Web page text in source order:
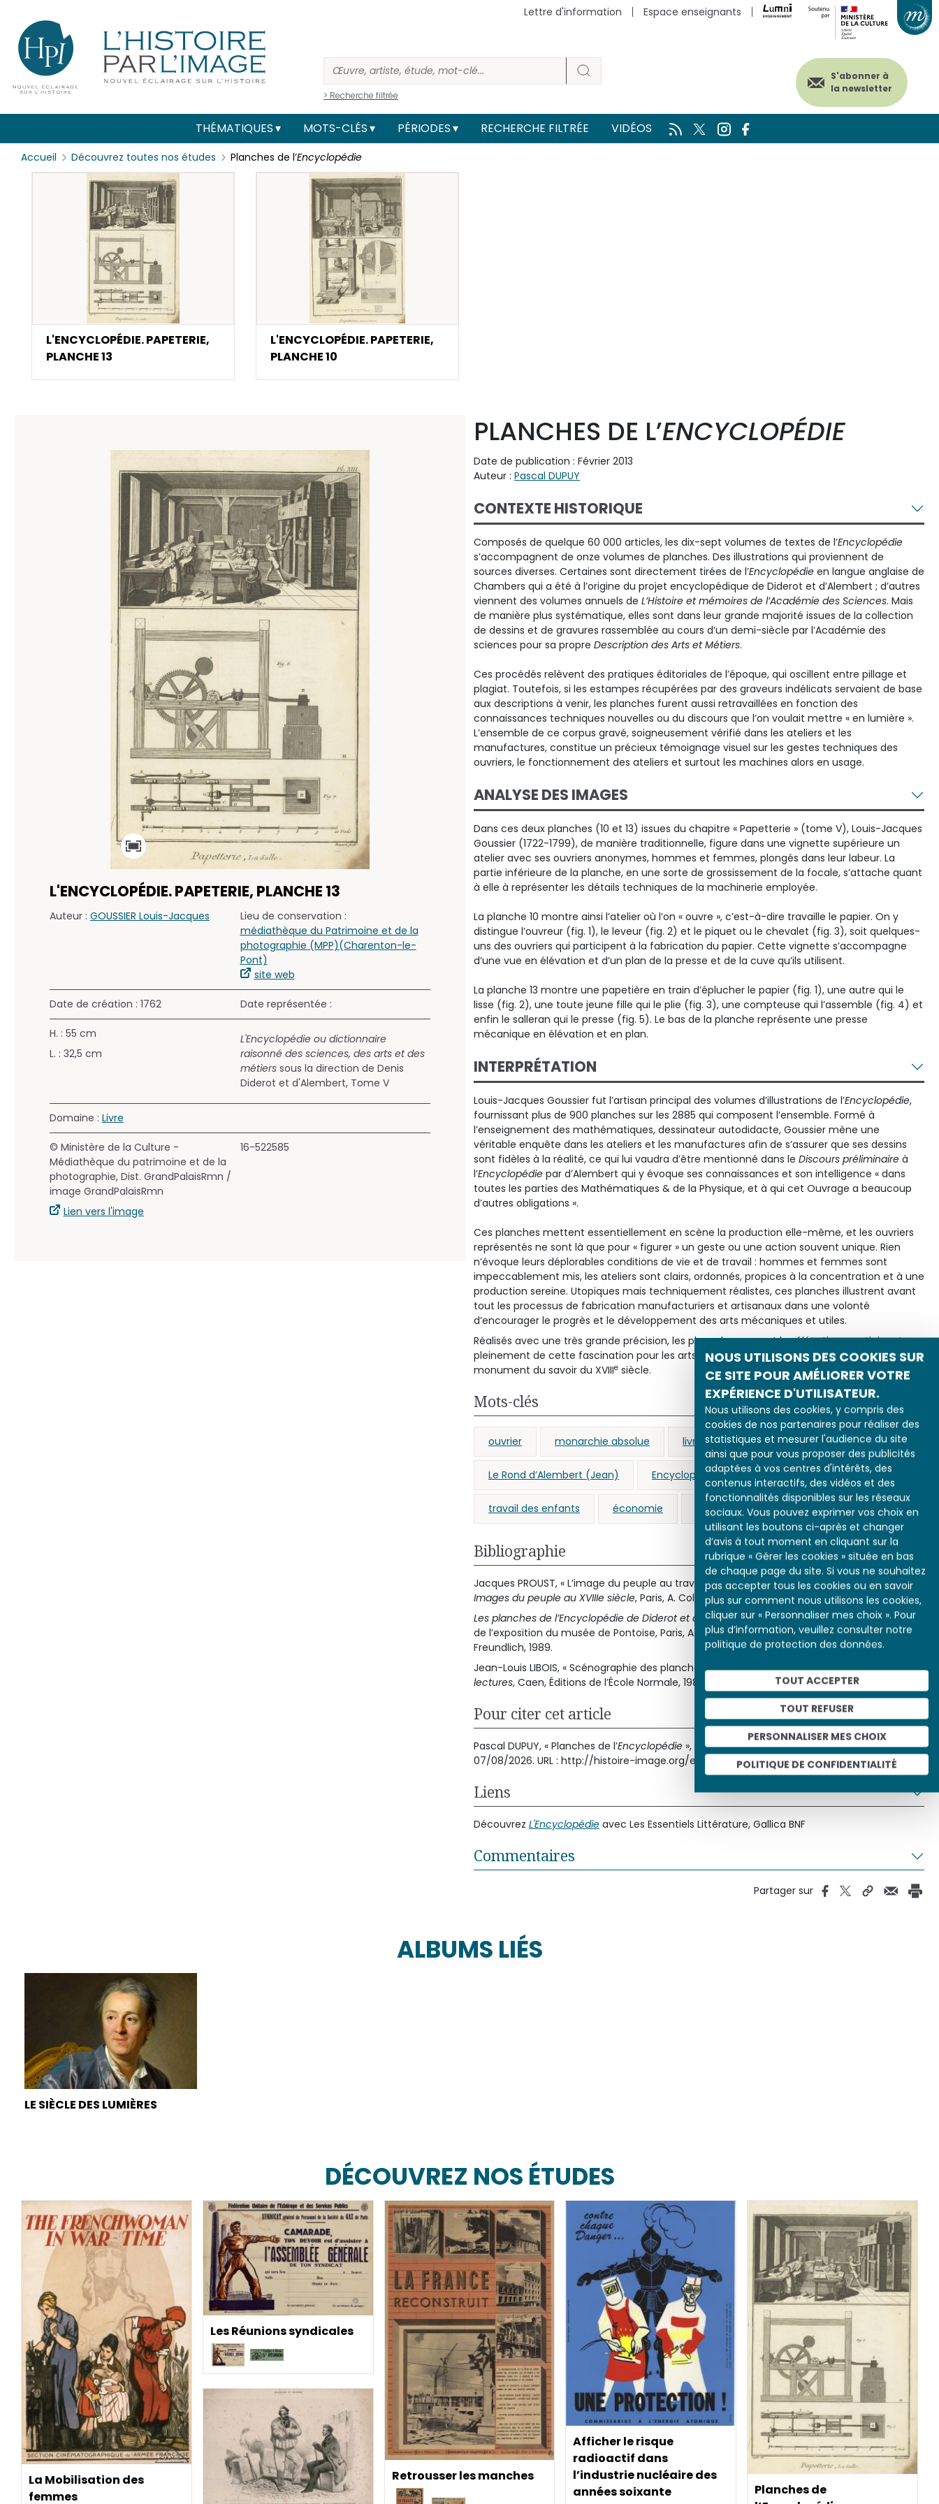
NOUS UTILISONS DES COOKIES SUR
CE SITE POUR AMÉLIORER VOTRE
EXPÉRIENCE D'UTILISATEUR.
Nous utilisons des cookies, y compris des
cookies de nos partenaires pour réaliser des
statistiques et mesurer l'audience du site
ainsi que pour vous proposer des publicités
adaptées à vos centres d'intérêts, des
contenus interactifs, des vidéos et des
fonctionnalités disponibles sur les réseaux
sociaux. Vous pouvez exprimer vos choix en
utilisant les boutons ci-après et changer
d’avis à tout moment en cliquant sur la
rubrique « Gérer les cookies » située en bas
de chaque page du site. Si vous ne souhaitez
pas accepter tous les cookies ou en savoir
plus sur comment nous utilisons les cookies,
cliquer sur « Personnaliser mes choix ». Pour
plus d’information, veuillez consulter notre
politique de protection des données.
TOUT ACCEPTER
TOUT REFUSER
PERSONNALISER MES CHOIX
POLITIQUE DE CONFIDENTIALITÉ
> Recherche filtrée
Menu
secondaire
(header)
Lettre d'information Espace enseignants
S'abonner à
la newsletter
Main
navigation
THÉMATIQUES MOTS-CLÉS PÉRIODES RECHERCHE FILTRÉE VIDÉOS
Accueil Découvrez toutes nos études Planches de l’Encyclopédie
L'ENCYCLOPÉDIE. PAPETERIE,
PLANCHE 13
L'ENCYCLOPÉDIE. PAPETERIE,
PLANCHE 10
L'ENCYCLOPÉDIE. PAPETERIE, PLANCHE 13
Auteur : GOUSSIER Louis-Jacques
Lieu de conservation :
médiathèque du Patrimoine et de la
photographie (MPP)(Charenton-le-
Pont)
site web
Date de création : 1762 Date représentée :
H. : 55 cm
L. : 32,5 cm
L'Encyclopédie ou dictionnaire
raisonné des sciences, des arts et des
métierssous la direction de Denis
Diderot et d'Alembert, Tome V
Domaine : Livre
© Ministère de la Culture -
Médiathèque du patrimoine et de la
photographie, Dist. GrandPalaisRmn /
image GrandPalaisRmn
Lien vers l'image
16-522585
PLANCHES DE L’ENCYCLOPÉDIE
Date de publication : Février 2013
Auteur : Pascal DUPUY
CONTEXTE HISTORIQUE
Composés de quelque 60 000 articles, les dix-sept volumes de textes de l’Encyclopédie
s’accompagnent de onze volumes de planches. Des illustrations qui proviennent de
sources diverses. Certaines sont directement tirées de l’Encyclopédie en langue anglaise de
Chambers qui a été à l’origine du projet encyclopédique de Diderot et d’Alembert ; d’autres
viennent des volumes annuels de L’Histoire et mémoires de l’Académie des Sciences. Mais
de manière plus systématique, elles sont dans leur grande majorité issues de la collection
de dessins et de gravures rassemblée au cours d’un demi-siècle par l’Académie des
sciences pour sa propre Description des Arts et Métiers.
Ces procédés relèvent des pratiques éditoriales de l’époque, qui oscillent entre pillage et
plagiat. Toutefois, si les estampes récupérées par des graveurs indélicats servaient de base
aux descriptions à venir, les planches furent aussi retravaillées en fonction des
connaissances techniques nouvelles ou du discours que l’on voulait mettre « en lumière ».
L’ensemble de ce corpus gravé, soigneusement vérifié dans les ateliers et les
manufactures, constitue un précieux témoignage visuel sur les gestes techniques des
ouvriers, le fonctionnement des ateliers et surtout les machines alors en usage.
ANALYSE DES IMAGES
Dans ces deux planches (10 et 13) issues du chapitre « Papetterie » (tome V), Louis-Jacques
Goussier (1722-1799), de manière traditionnelle, figure dans une vignette supérieure un
atelier avec ses ouvriers anonymes, hommes et femmes, plongés dans leur labeur. La
partie inférieure de la planche, en une sorte de grossissement de la focale, s’attache quant
à elle à représenter les détails techniques de la machinerie employée.
La planche 10 montre ainsi l’atelier où l’on « ouvre », c’est-à-dire travaille le papier. On y
distingue l’ouvreur (fig. 1), le leveur (fig. 2) et le piquet ou le chevalet (fig. 3), soit quelques-
uns des ouvriers qui participent à la fabrication du papier. Cette vignette s’accompagne
d’une vue en élévation et d’un plan de la presse et de la cuve qu’ils utilisent.
La planche 13 montre une papetière en train d’éplucher le papier (fig. 1), une autre qui le
lisse (fig. 2), une toute jeune fille qui le plie (fig. 3), une compteuse qui l’assemble (fig. 4) et
enfin le salleran qui le presse (fig. 5). Le bas de la planche représente une presse
mécanique en élévation et en plan.
INTERPRÉTATION
Louis-Jacques Goussier fut l’artisan principal des volumes d’illustrations de l’Encyclopédie,
fournissant plus de 900 planches sur les 2885 qui composent l’ensemble. Formé à
l’enseignement des mathématiques, dessinateur autodidacte, Goussier mène une
véritable enquête dans les ateliers et les manufactures afin de s’assurer que ses dessins
sont fidèles à la réalité, ce qui lui vaudra d’être mentionné dans le Discours préliminaire à
l’Encyclopédie par d’Alembert qui y évoque ses connaissances et son intelligence « dans
toutes les parties des Mathématiques & de la Physique, et à qui cet Ouvrage a beaucoup
d’autres obligations ».
Ces planches mettent essentiellement en scène la production elle-même, et les ouvriers
représentés ne sont là que pour « figurer » un geste ou une action souvent unique. Rien
n’évoque leurs déplorables conditions de vie et de travail : hommes et femmes sont
impeccablement mis, les ateliers sont clairs, ordonnés, propices à la concentration et à une
production sereine. Utopiques mais techniquement réalistes, ces planches illustrent avant
tout les processus de fabrication manufacturiers et artisanaux dans une volonté
d’encourager le progrès et le développement des arts mécaniques et utiles.
Réalisés avec une très grande précision, les plans de coupe et les élévations participent
pleinement de cette fascination pour les arts et les sciences propre aux concepteurs de ce
monument du savoir du XVIIIe siècle.
Mots-clés
ouvrier monarchie absolue livre Lumières Diderot (Denis)
Le Rond d’Alembert (Jean) Encyclopédie (L') travail des femmes
travail des enfants économie papeterie artisanat
Bibliographie
Jacques PROUST, « L’image du peuple au travail dans les planches de l’Encyclopédie », in
Images du peuple au XVIIIe siècle, Paris, A. Colin, 1973.
Les planches de l’Encyclopédie de Diderot et d’Alembert vues par Roland Barthes, catalogue
de l’exposition du musée de Pontoise, Paris, Association Les Amis de Jeanne et Otto
Freundlich, 1989.
Jean-Louis LIBOIS, « Scénographie des planches de l’Encyclopédie », inL’Encyclopédie et ses
lectures, Caen, Éditions de l’École Normale, 1987.
Pour citer cet article
Pascal DUPUY, « Planches de l’Encyclopédie », Histoire par l'image [en ligne], consulté le
07/08/2026. URL : http://histoire-image.org/etudes/planches-encyclopedie
Liens
Découvrez L'Encyclopédie avec Les Essentiels Littérature, Gallica BNF
Commentaires
Partager sur
ALBUMS LIÉS
LE SIÈCLE DES LUMIÈRES
DÉCOUVREZ NOS ÉTUDES
La Mobilisation des
femmes
Les Réunions syndicales
Retrousser les manches
Afficher le risque
radioactif dans
l’industrie nucléaire des
années soixante
Planches de